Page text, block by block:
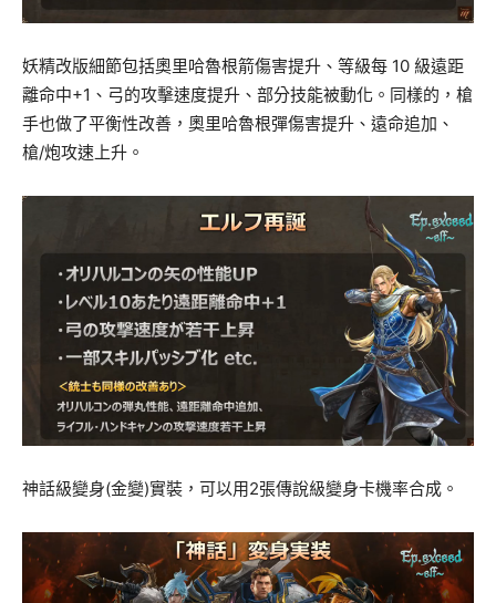
妖精改版細節包括奧里哈魯根箭傷害提升、等級每 10 級遠距
離命中+1、弓的攻擊速度提升、部分技能被動化。同樣的，槍
手也做了平衡性改善，奧里哈魯根彈傷害提升、遠命追加、
槍/炮攻速上升。
神話級變身(金變)實裝，可以用2張傳說級變身卡機率合成。